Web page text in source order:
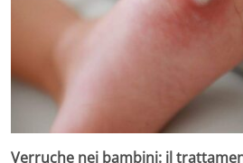
Verruche nei bambini: il